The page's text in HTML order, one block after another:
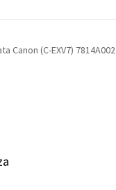
Canon (C-EXV7) 7814A002